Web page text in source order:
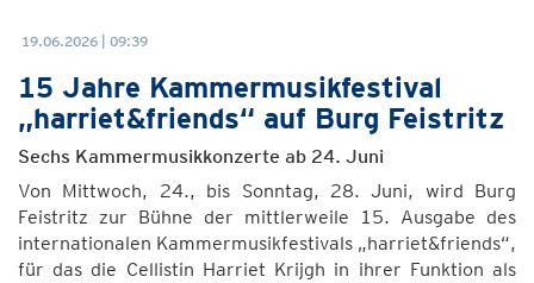
19.06.2026 | 09:39
15 Jahre Kammermusikfestival
„harriet&friends“ auf Burg Feistritz
Sechs Kammermusikkonzerte ab 24. Juni
Von Mittwoch, 24., bis Sonntag, 28. Juni, wird Burg
Feistritz zur Bühne der mittlerweile 15. Ausgabe des
internationalen Kammermusikfestivals „harriet&friends“,
für das die Cellistin Harriet Krijgh in ihrer Funktion als